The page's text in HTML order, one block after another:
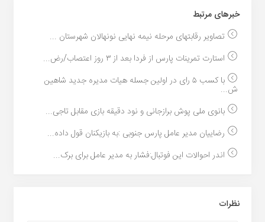
خبر‌های مرتبط
تصاویر رقابتهای مرحله نیمه نهایی نونهالان شهرستان ...
استارت تمرینات پارس از فردا بعد از ۳ روز اعتصاب/رض...
با کسب ۵ رای در اولین جسله هیات مدیره جدید شاهین
ش...
بانوی ملی پوش برازجانی و نود دقیقه بازی مقابل تاجی...
رضاییان مدیر عامل پارس جنوبی :به بازیکنان قول داده...
اندر احوالات این فوتبال:فشار به مدیر عامل برای برک...
نظرات